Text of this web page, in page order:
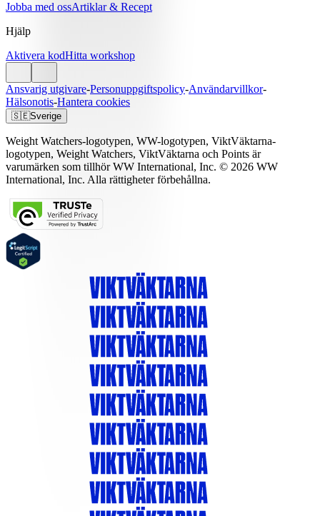
Jobba med ossArtiklar & Recept
Hjälp
Aktivera kodHitta workshop
Ansvarig utgivare-Personuppgiftspolicy-Användarvillkor-
Hälsonotis-Hantera cookies
🇸🇪Sverige
Weight Watchers-logotypen, WW-logotypen, ViktVäktarna-
logotypen, Weight Watchers, ViktVäktarna och Points är
varumärken som tillhör WW International, Inc. © 2026 WW
International, Inc. Alla rättigheter förbehållna.